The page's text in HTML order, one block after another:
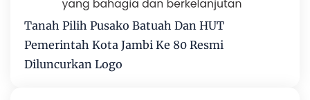
Tanah Pilih Pusako Batuah Dan HUT
Pemerintah Kota Jambi Ke 80 Resmi
Diluncurkan Logo